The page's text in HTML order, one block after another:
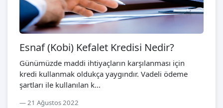
Esnaf (Kobi) Kefalet Kredisi Nedir?
Günümüzde maddi ihtiyaçların karşılanması için
kredi kullanmak oldukça yaygındır. Vadeli ödeme
şartları ile kullanılan k...
21 Ağustos 2022